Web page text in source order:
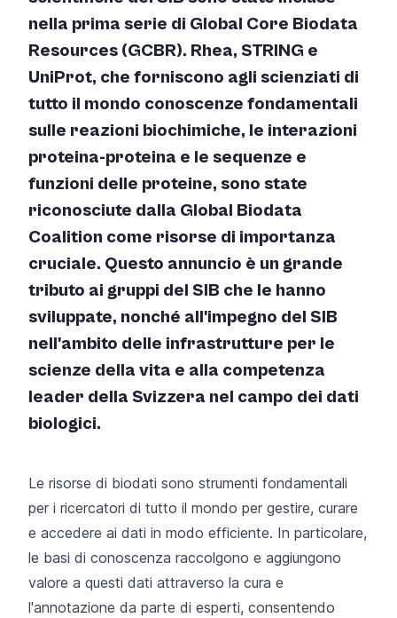
nella prima serie di Global Core Biodata
Resources (GCBR). Rhea, STRING e
UniProt, che forniscono agli scienziati di
tutto il mondo conoscenze fondamentali
sulle reazioni biochimiche, le interazioni
proteina-proteina e le sequenze e
funzioni delle proteine, sono state
riconosciute dalla Global Biodata
Coalition come risorse di importanza
cruciale. Questo annuncio è un grande
tributo ai gruppi del SIB che le hanno
sviluppate, nonché all'impegno del SIB
nell'ambito delle infrastrutture per le
scienze della vita e alla competenza
leader della Svizzera nel campo dei dati
biologici.
Le risorse di biodati sono strumenti fondamentali
per i ricercatori di tutto il mondo per gestire, curare
e accedere ai dati in modo efficiente. In particolare,
le basi di conoscenza raccolgono e aggiungono
valore a questi dati attraverso la cura e
l'annotazione da parte di esperti, consentendo